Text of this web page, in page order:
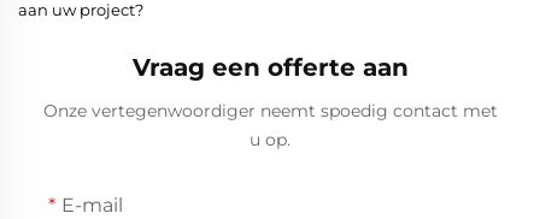
aan uw project?
Vraag een offerte aan
Onze vertegenwoordiger neemt spoedig contact met
u op.
E-mail